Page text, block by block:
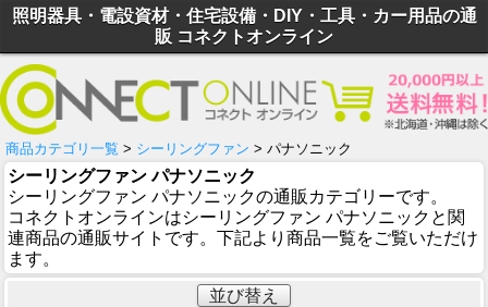
照明器具・電設資材・住宅設備・DIY・工具・カー用品の通
販 コネクトオンライン
商品カテゴリ一覧 > シーリングファン > パナソニック
シーリングファン パナソニック
シーリングファン パナソニックの通販カテゴリーです。
コネクトオンラインはシーリングファン パナソニックと関
連商品の通販サイトです。下記より商品一覧をご覧いただけ
ます。
並び替え